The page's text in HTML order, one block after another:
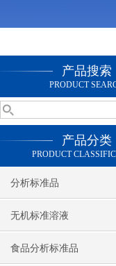
产品搜索
PRODUCT
产品分类
PRODUCT
分析标准品
无机标准溶液
食品分析标准品